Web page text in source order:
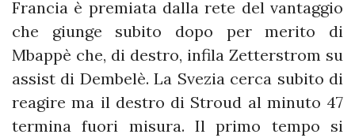
Francia è premiata dalla rete del vantaggio
che giunge subito dopo per merito di
Mbappè che, di destro, infila Zetterstrom su
assist di Dembelè. La Svezia cerca subito di
reagire ma il destro di Stroud al minuto 47
termina fuori misura. Il primo tempo si